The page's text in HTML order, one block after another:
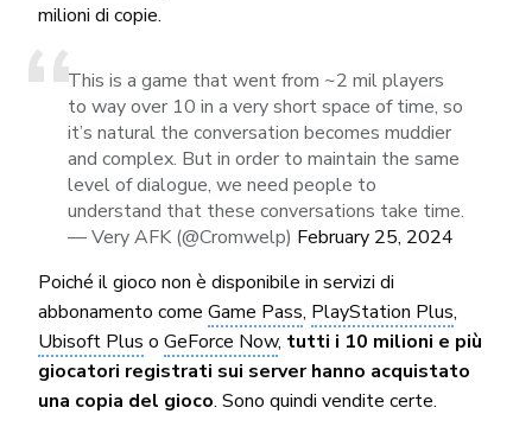
milioni di copie.
This is a game that went from ~2 mil players
to way over 10 in a very short space of time, so
it’s natural the conversation becomes muddier
and complex. But in order to maintain the same
level of dialogue, we need people to
understand that these conversations take time.
— Very AFK (@Cromwelp) February 25, 2024
Poiché il gioco non è disponibile in servizi di
abbonamento come Game Pass, PlayStation Plus,
Ubisoft Plus oGeForce Now, tutti i 10 milioni e più
giocatori registrati sui server hanno acquistato
una copia del gioco. Sono quindi vendite certe.